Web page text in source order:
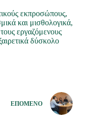
εκπροσώπους,
και μισθολογικά,
εργαζόμενους
δύσκολο
ΕΠΌΜΕΝΟ